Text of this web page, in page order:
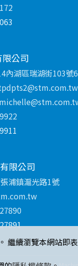
公司
內湖區瑞湖街103號
限公司
浦鎮滬光路1號
繼續瀏覽本網站即